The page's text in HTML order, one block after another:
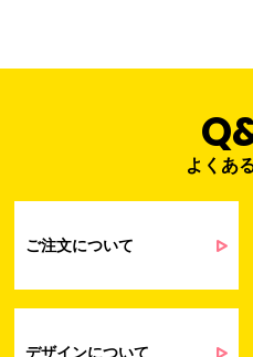
受発注業務
会員管理業務
当社通信
事業活動
るアンケー
せ業務に関
弊社製
よくあ
ご注文について
デザインについて